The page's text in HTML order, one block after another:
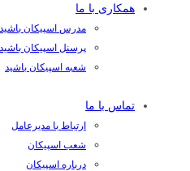
همکاری با ما
مدرس اسپیکان باشید
پرسنل اسپیکان باشید
شعبه اسپیکان باشید
تماس با ما
ارتباط با مدیرعامل
شعب اسپیکان
درباره اسپیکان